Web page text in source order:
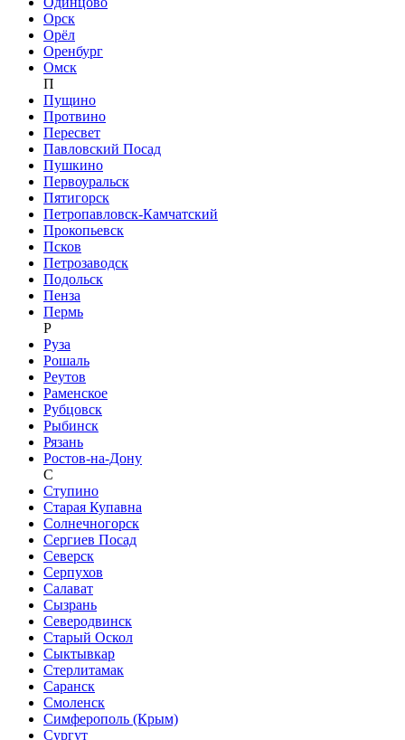
Орск
Орёл
Оренбург
Омск
П
Пущино
Протвино
Пересвет
Павловский Посад
Пушкино
Первоуральск
Пятигорск
Петропавловск-Камчатский
Прокопьевск
Псков
Петрозаводск
Подольск
Пенза
Пермь
Р
Руза
Рошаль
Реутов
Раменское
Рубцовск
Рыбинск
Рязань
Ростов-на-Дону
С
Ступино
Старая Купавна
Солнечногорск
Сергиев Посад
Северск
Серпухов
Салават
Сызрань
Северодвинск
Старый Оскол
Сыктывкар
Стерлитамак
Саранск
Смоленск
Симферополь (Крым)
Сургут